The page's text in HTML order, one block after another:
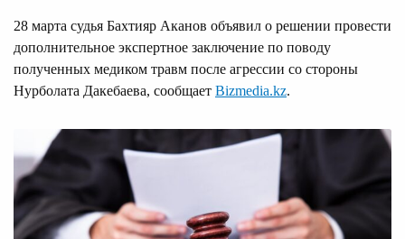
28 марта судья Бахтияр Аканов объявил о решении провести
дополнительное экспертное заключение по поводу
полученных медиком травм после агрессии со стороны
Нурболата Дакебаева, сообщает Bizmedia.kz.